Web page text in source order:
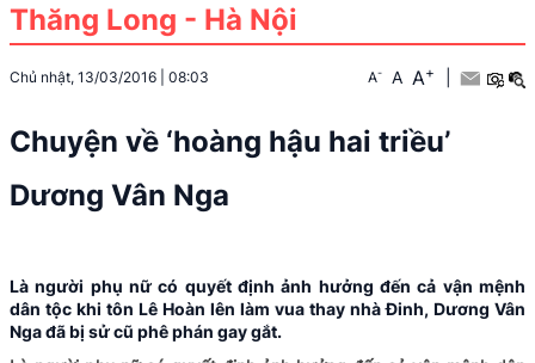
Thăng Long - Hà Nội
Chủ nhật, 13/03/2016 08:03 A- A A+
Chuyện về ‘hoàng hậu hai triều’
Dương Vân Nga
Là người phụ nữ có quyết định ảnh hưởng đến cả vận mệnh
dân tộc khi tôn Lê Hoàn lên làm vua thay nhà Đinh, Dương Vân
Nga đã bị sử cũ phê phán gay gắt.